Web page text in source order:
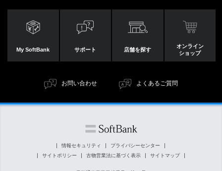
My SoftBank サポート 店舗を探す
オンライン
ショップ
お問い合わせ よくあるご質問
情報セキュリティ
プライバシーセンター
サイトポリシー
古物営業法に基づく表示 サイトマップ